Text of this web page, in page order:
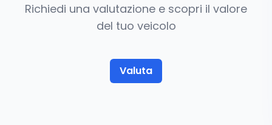
Richiedi una valutazione e scopri il valore
del tuo veicolo
Valuta